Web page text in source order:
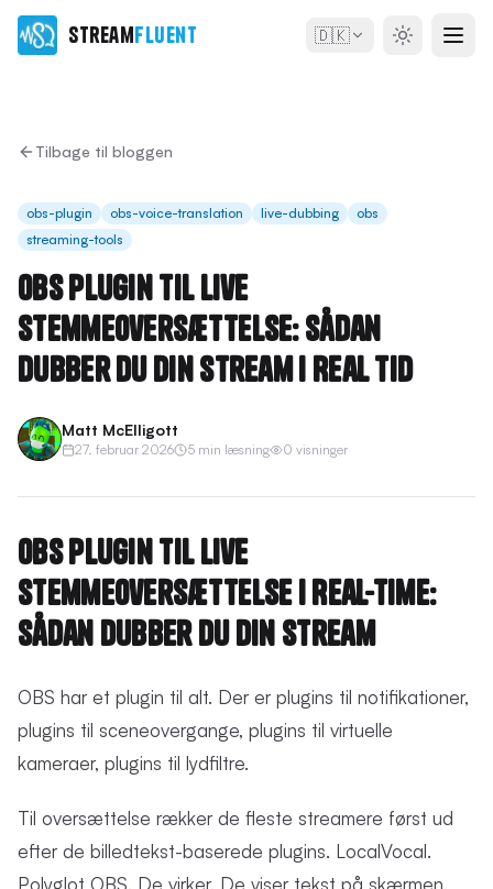
StreamFluent 🇩🇰
Tilbage til bloggen
obs-plugin obs-voice-translation live-dubbing
obs
streaming-tools
OBS Plugin til Live
Stemmeoversættelse: Sådan
Dubber du Din Stream i Real Tid
Matt McElligott
27. februar 2026 5 min læsning 0 visninger
OBS Plugin til Live
Stemmeoversættelse i Real-Time:
Sådan Dubber Du Din Stream
OBS har et plugin til alt. Der er plugins til notifikationer,
plugins til sceneovergange, plugins til virtuelle
kameraer, plugins til lydfiltre.
Til oversættelse rækker de fleste streamere først ud
efter de billedtekst-baserede plugins. LocalVocal.
Polyglot OBS. De virker. De viser tekst på skærmen.